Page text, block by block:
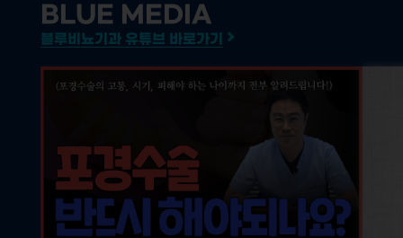
BLUE MEDIA
블루비뇨기과 유튜브 바로가기